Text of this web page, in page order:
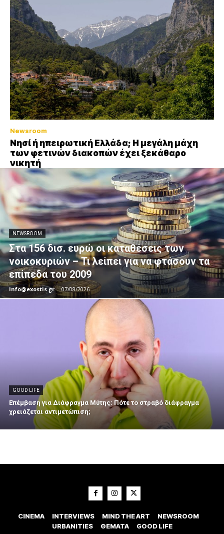
Newsroom
Νησί ή ηπειρωτική Ελλάδα; Η μεγάλη μάχη
των φετινών διακοπών έχει ξεκάθαρο
νικητή
NEWSROOM
Στα 156 δισ. ευρώ οι καταθέσεις των
νοικοκυριών – Τι λείπει για να φτάσουν τα
επίπεδα του 2009
info@exostis.gr - 07/08/2026
GOOD LIFE
Επέμβαση για Διάφραγμα Μύτης: Πότε το στραβό διάφραγμα
χρειάζεται αντιμετώπιση;
CINEMA INTERVIEWS MIND THE ART
NEWSROOM
URBANITIES
ΘΕΜΑΤΑ GOOD LIFE